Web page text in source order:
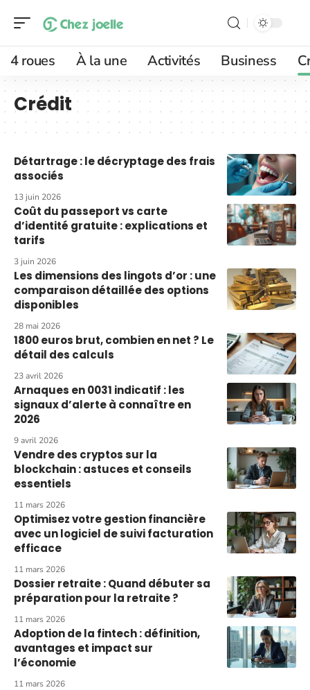
4 roues À la une Activités Business
Crédit
Détartrage : le décryptage des frais
associés
13 juin 2026
Coût du passeport vs carte
d’identité gratuite : explications et
tarifs
3 juin 2026
Les dimensions des lingots d’or : une
comparaison détaillée des options
disponibles
28 mai 2026
1800 euros brut, combien en net ? Le
détail des calculs
23 avril 2026
Arnaques en 0031 indicatif : les
signaux d’alerte à connaître en
2026
9 avril 2026
Vendre des cryptos sur la
blockchain : astuces et conseils
essentiels
11 mars 2026
Optimisez votre gestion financière
avec un logiciel de suivi facturation
efficace
11 mars 2026
Dossier retraite : Quand débuter sa
préparation pour la retraite ?
11 mars 2026
Adoption de la fintech : définition,
avantages et impact sur
l’économie
11 mars 2026